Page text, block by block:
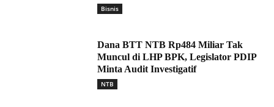
Bisnis
Dana BTT NTB Rp484 Miliar Tak
Muncul di LHP BPK, Legislator PDIP
Minta Audit Investigatif
NTB